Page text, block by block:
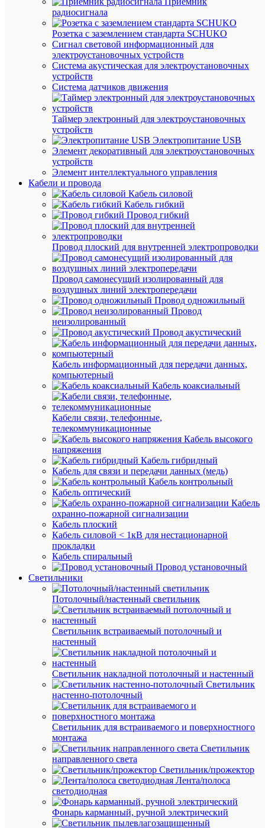
радиосигнала
Розетка с заземлением стандарта SCHUKO
Сигнал световой информационный для
электроустановочных устройств
Система акустическая для электроустановочных
устройств
Система датчиков движения
Таймер электронный для электроустановочных
устройств
Электропитание USB
Элемент декоративный для электроустановочных
устройств
Элемент интеллектуального управления
Кабели и провода
Кабель силовой
Кабель гибкий
Провод гибкий
Провод плоский для внутренней электропроводки
Провод самонесущий изолированный для
воздушных линий электропередачи
Провод одножильный
Провод
неизолированный
Провод акустический
Кабель информационный для передачи данных,
компьютерный
Кабель коаксиальный
Кабели связи, телефонные,
телекоммуникационные
Кабель высокого
напряжения
Кабель гибридный
Кабель для связи и передачи данных (медь)
Кабель контрольный
Кабель оптический
Кабель
охранно-пожарной сигнализации
Кабель плоский
Кабель силовой < 1кВ для нестационарной
прокладки
Кабель спиральный
Провод установочный
Светильники
Потолочный/настенный светильник
Светильник встраиваемый потолочный и
настенный
Светильник накладной потолочный и настенный
Светильник
настенно-потолочный
Светильник для встраиваемого и поверхностного
монтажа
Светильник
направленного света
Светильник/прожектор
Лента/полоса
светодиодная
Фонарь карманный, ручной электрический
E27
Лампа
5Вт
капсула
G4
012-
наличии
5-
Бренд
шт.
В
К